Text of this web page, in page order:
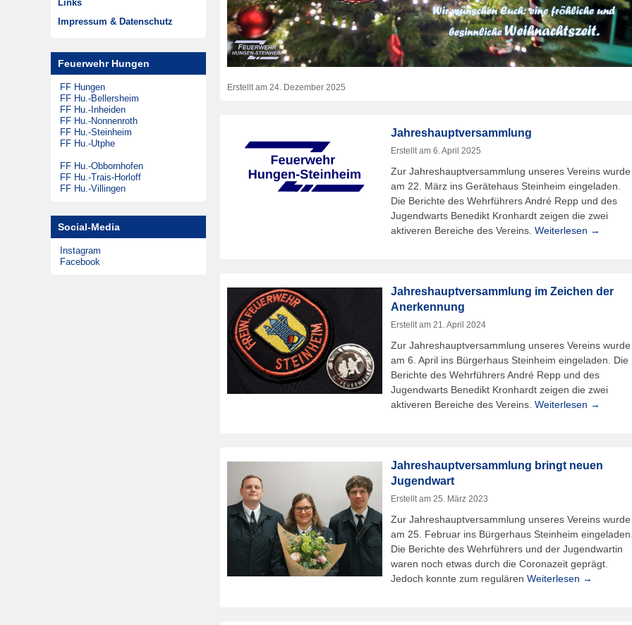
Erstellt am 24. Dezember 2025
Jahreshauptversammlung
Erstellt am 6. April 2025
Zur Jahreshauptversammlung unseres Vereins wurde
am 22. März ins Gerätehaus Steinheim eingeladen.
Die Berichte des Wehrführers André Repp und des
Jugendwarts Benedikt Kronhardt zeigen die zwei
aktiveren Bereiche des Vereins. Weiterlesen →
Jahreshauptversammlung im Zeichen der
Anerkennung
Erstellt am 21. April 2024
Zur Jahreshauptversammlung unseres Vereins wurde
am 6. April ins Bürgerhaus Steinheim eingeladen. Die
Berichte des Wehrführers André Repp und des
Jugendwarts Benedikt Kronhardt zeigen die zwei
aktiveren Bereiche des Vereins. Weiterlesen →
Jahreshauptversammlung bringt neuen
Jugendwart
Erstellt am 25. März 2023
Zur Jahreshauptversammlung unseres Vereins wurde
am 25. Februar ins Bürgerhaus Steinheim
Die Berichte des Wehrführers und der Jugendwartin
waren noch etwas durch die Coronazeit geprägt.
Jedoch konnte zum regulären Weiterlesen →
Musikzug
Steinheimer Tag
Förderkreis
Zeitungsarchiv
Links
Impressum & Datenschutz
Feuerwehr Hungen
FF Hungen
FF Hu.-Bellersheim
FF Hu.-Inheiden
FF Hu.-Nonnenroth
FF Hu.-Steinheim
FF Hu.-Utphe
FF Hu.-Obbornhofen
FF Hu.-Trais-Horloff
FF Hu.-Villingen
Social-Media
Instagram
Facebook